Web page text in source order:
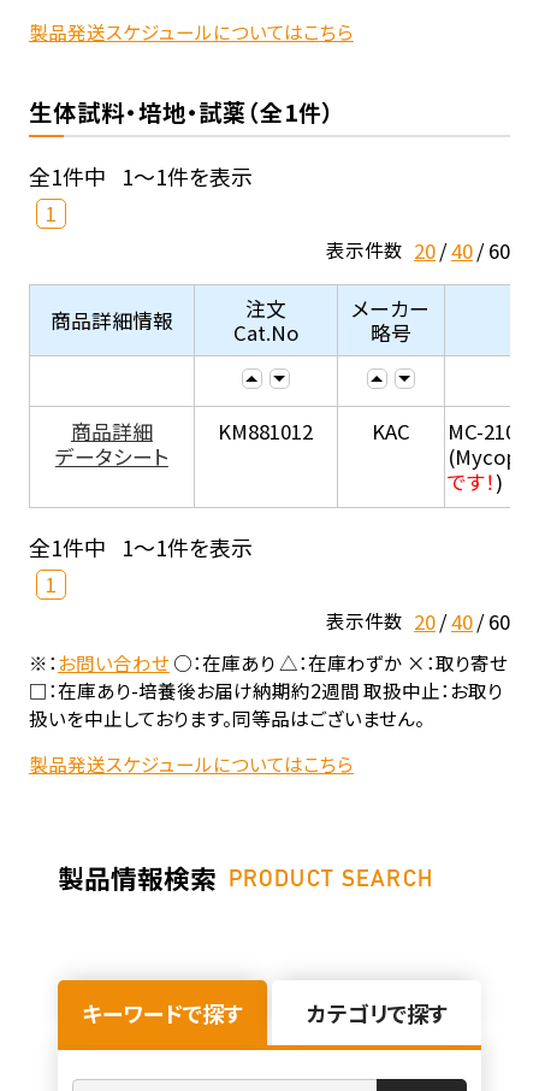
製品発送スケジュールについてはこちら
生体試料・培地・試薬（全1件）
全1件中 1～1件を表示
1
表示件数 20 40 60
商品詳細情報
注文
Cat.No
メーカー
略号
商品詳細
データシート
KM881012 KAC
MC-210 (
です！)
全1件中 1～1件を表示
1
表示件数 20 40 60
※：お問い合わせ○：在庫あり △：在庫わずか ×：取り寄せ
□：在庫あり-培養後お届け納期約2週間 取扱中止：お取り
扱いを中止しております。同等品はございません。
製品発送スケジュールについてはこちら
製品情報検索 PRODUCT SEARCH
キーワードで探す カテゴリで探す